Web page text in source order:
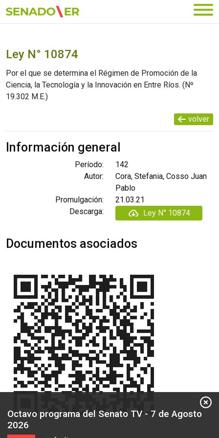
Ir al menú principal
Ley N° 10874
Por el que se determina el Régimen de Promoción de la
Ciencia, la Tecnología y la Innovación en Entre Ríos. (Nº
19.302 M.E.)
volver
Información general
Período:
142
Autor:
Cora, Stefania, Cosso Juan
Pablo
Promulgación:
21.03.21
Descarga:
Ley N° 10874
Documentos asociados
Octavo programa del Senato TV - 7 de Agosto
2026